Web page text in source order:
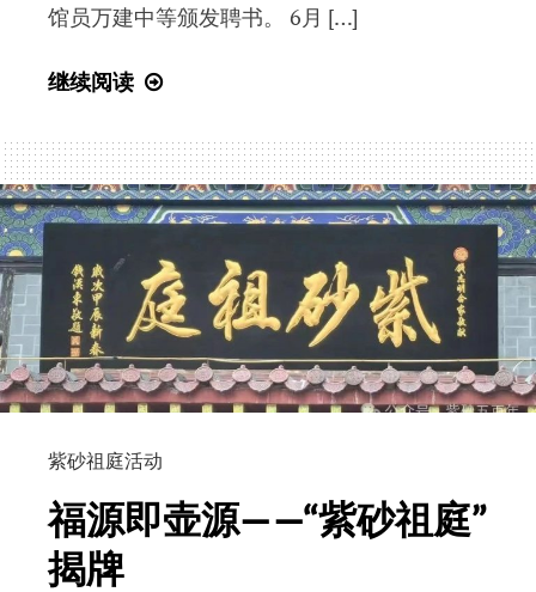
馆员万建中等颁发聘书。 6月 […]
继续阅读
院
总
理
强
向
“中
国
宜
砂
文
紫砂祖庭活动
福源即壶源——“紫砂祖庭”
揭牌